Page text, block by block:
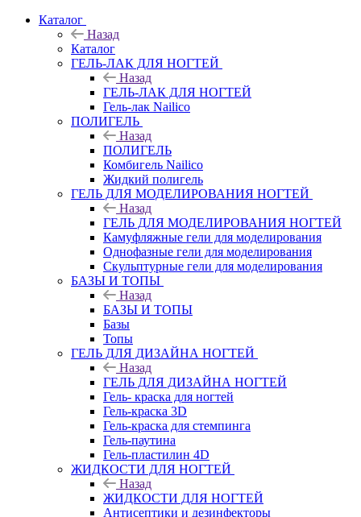
Каталог
Назад
Каталог
ГЕЛЬ-ЛАК ДЛЯ НОГТЕЙ
Назад
ГЕЛЬ-ЛАК ДЛЯ НОГТЕЙ
Гель-лак Nailico
ПОЛИГЕЛЬ
Назад
ПОЛИГЕЛЬ
Комбигель Nailico
Жидкий полигель
ГЕЛЬ ДЛЯ МОДЕЛИРОВАНИЯ НОГТЕЙ
Назад
ГЕЛЬ ДЛЯ МОДЕЛИРОВАНИЯ НОГТЕЙ
Камуфляжные гели для моделирования
Однофазные гели для моделирования
Скульптурные гели для моделирования
БАЗЫ И ТОПЫ
Назад
БАЗЫ И ТОПЫ
Базы
Топы
ГЕЛЬ ДЛЯ ДИЗАЙНА НОГТЕЙ
Назад
ГЕЛЬ ДЛЯ ДИЗАЙНА НОГТЕЙ
Гель- краска для ногтей
Гель-краска 3D
Гель-краска для стемпинга
Гель-паутина
Гель-пластилин 4D
ЖИДКОСТИ ДЛЯ НОГТЕЙ
Назад
ЖИДКОСТИ ДЛЯ НОГТЕЙ
Антисептики и дезинфекторы